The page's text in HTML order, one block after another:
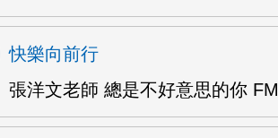
快樂向前行
張洋文老師 總是不好意思的你 FM